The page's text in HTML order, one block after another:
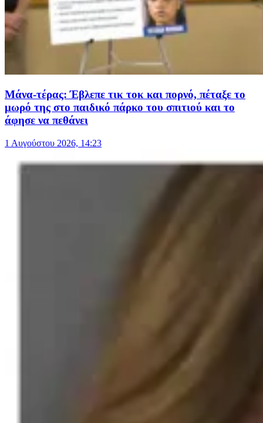
Μάνα-τέρας: Έβλεπε τικ τοκ και πορνό, πέταξε το
μωρό της στο παιδικό πάρκο του σπιτιού και το
άφησε να πεθάνει
1 Αυγούστου 2026, 14:23